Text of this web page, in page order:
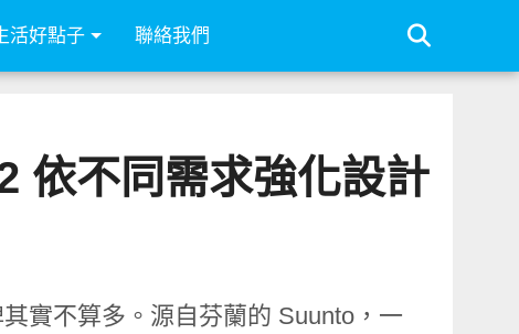
活好點子 聯絡我們
依不同需求強化設計
實不算多。源自芬蘭的 Suunto，一